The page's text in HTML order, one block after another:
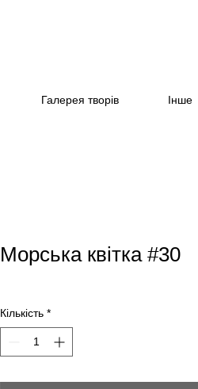
Галерея творів Інше
Морська квітка #30
Кількість *